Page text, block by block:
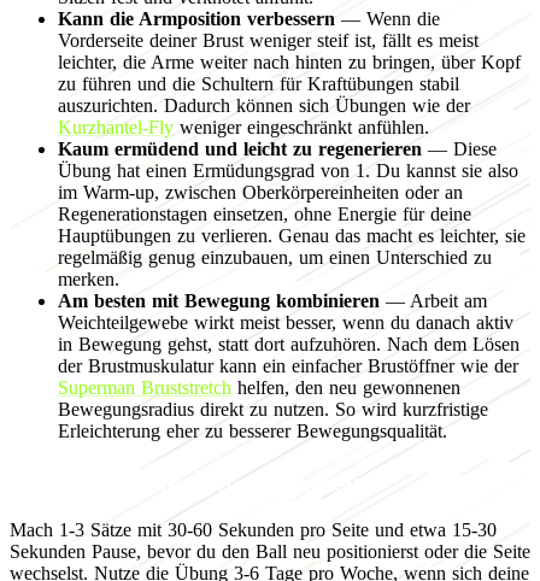
Kann die Armposition verbessern — Wenn die
Vorderseite deiner Brust weniger steif ist, fällt es meist
leichter, die Arme weiter nach hinten zu bringen, über Kopf
zu führen und die Schultern für Kraftübungen stabil
auszurichten. Dadurch können sich Übungen wie der
Kurzhantel-Fly weniger eingeschränkt anfühlen.
Kaum ermüdend und leicht zu regenerieren — Diese
Übung hat einen Ermüdungsgrad von 1. Du kannst sie also
im Warm-up, zwischen Oberkörpereinheiten oder an
Regenerationstagen einsetzen, ohne Energie für deine
Hauptübungen zu verlieren. Genau das macht es leichter, sie
regelmäßig genug einzubauen, um einen Unterschied zu
merken.
Am besten mit Bewegung kombinieren — Arbeit am
Weichteilgewebe wirkt meist besser, wenn du danach aktiv
in Bewegung gehst, statt dort aufzuhören. Nach dem Lösen
der Brustmuskulatur kann ein einfacher Brustöffner wie der
Superman Bruststretch helfen, den neu gewonnenen
Bewegungsradius direkt zu nutzen. So wird kurzfristige
Erleichterung eher zu besserer Bewegungsqualität.
Programmierung für Beweglichkeit
Mach 1-3 Sätze mit 30-60 Sekunden pro Seite und etwa 15-30
Sekunden Pause, bevor du den Ball neu positionierst oder die Seite
wechselst. Nutze die Übung 3-6 Tage pro Woche, wenn sich deine